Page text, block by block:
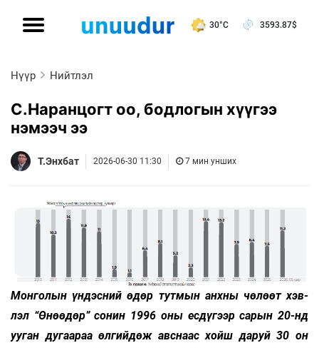
30°C 3593.87$
Нүүр Нийтлэл
С.Наранцогт оо, бодлогын хүүгээ
нэмээч ээ
Т.Энхбат 2026-06-30 11:30 7 мин унших
Монголын үндэсний өдөр тутмын анхны чө­лөөт хэв­
лэл “Өнөө­дөр” сонин 1996 оны есдүгээр сарын 20-нд
уу­ган дугаа­раа өлгийдөж авс­наас хойш да­руй 30 он